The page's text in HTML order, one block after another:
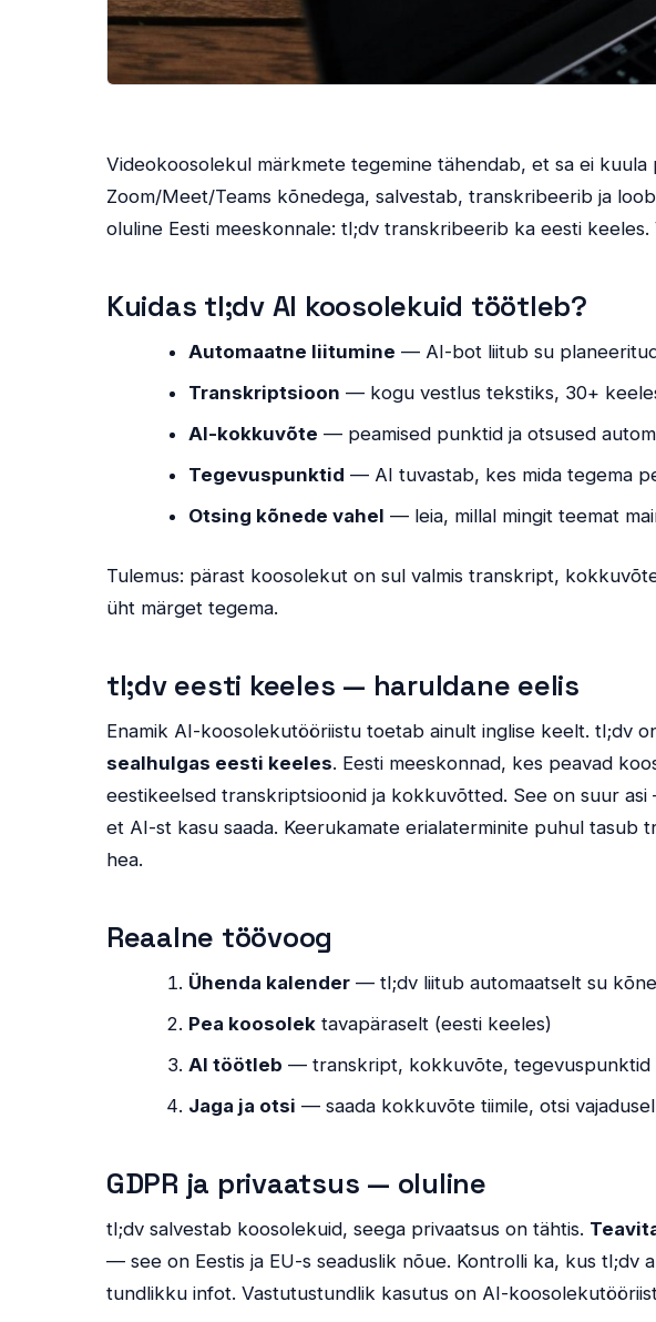
Videokoosolekul märkmete tegemine tähendab, et sa ei kuula
Zoom/Meet/Teams kõnedega, salvestab, transkribeerib ja
oluline Eesti meeskonnale: tl;dv transkribeerib ka eesti keeles.
Kuidas tl;dv AI koosolekuid töötleb?
Automaatne liitumine — AI-bot liitub su
Transkriptsioon — kogu vestlus tekstiks, 30+
AI-kokkuvõte — peamised punktid ja otsused
Tegevuspunktid — AI tuvastab, kes mida tegema
Otsing kõnede vahel — leia, millal mingit teemat
Tulemus: pärast koosolekut on sul valmis transkript,
üht märget tegema.
tl;dv eesti keeles — haruldane eelis
Enamik AI-koosolekutööriistu toetab ainult inglise keelt. tl;dv
sealhulgas eesti keeles. Eesti meeskonnad, kes peavad
eestikeelsed transkriptsioonid ja kokkuvõtted. See on suur
et AI-st kasu saada. Keerukamate erialaterminite puhul tasub
hea.
Reaalne töövoog
Ühenda kalender — tl;dv liitub automaatselt su
Pea koosolek tavapäraselt (eesti keeles)
AI töötleb — transkript, kokkuvõte, tegevuspunktid
Jaga ja otsi — saada kokkuvõte tiimile, otsi
GDPR ja privaatsus — oluline
tl;dv salvestab koosolekuid, seega privaatsus on tähtis.
— see on Eestis ja EU-s seaduslik nõue. Kontrolli ka, kus tl;dv
tundlikku infot. Vastutustundlik kasutus on AI-